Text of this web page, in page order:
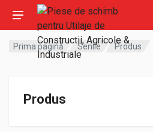
Prima pagină Senile Produs
Produs